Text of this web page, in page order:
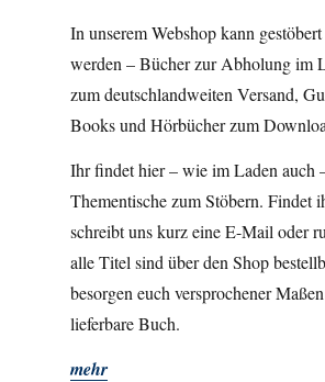
In unserem Webshop kann
werden – Bücher zur Abholung im
zum deutschlandweiten Versand,
Books und Hörbücher zum
Ihr findet hier – wie im Laden auch
Thementische zum Stöbern. Findet
schreibt uns kurz eine E-Mail oder
alle Titel sind über den Shop
besorgen euch versprochener
lieferbare Buch.
mehr